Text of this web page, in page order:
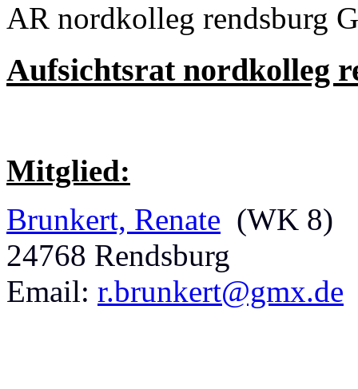
AR nordkolleg rendsburg
Aufsichtsrat nordkolleg
Mitglied:
Brunkert, Renate (WK 8)
24768 Rendsburg
Email: r.brunkert@gmx.de